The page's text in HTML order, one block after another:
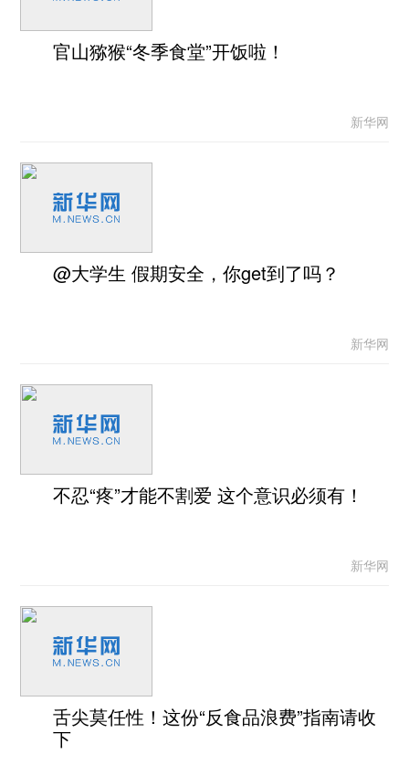
官山猕猴“冬季食堂”开饭啦！
新华网
@大学生 假期安全，你get到了吗？
新华网
不忍“疼”才能不割爱 这个意识必须有！
新华网
舌尖莫任性！这份“反食品浪费”指南请收
下